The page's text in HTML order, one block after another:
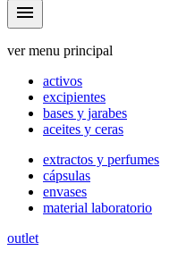
menu
ver menu principal
activos
excipientes
bases y jarabes
aceites y ceras
extractos y perfumes
cápsulas
envases
material laboratorio
outlet